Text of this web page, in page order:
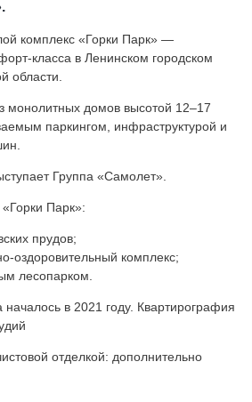
комплекс «Горки Парк» —
класса в Ленинском городском
области.
монолитных домов высотой 12–17
паркингом, инфраструктурой и
Группа «Самолет».
Парк»:
прудов;
оздоровительный комплекс;
лесопарком.
началось в 2021 году. Квартирография
отделкой: дополнительно